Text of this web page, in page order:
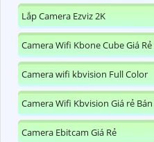
Lắp Camera Ezviz 2K
Camera Wifi Kbone Cube Giá Rẻ
Camera wifi kbvision Full Color
Camera Wifi Kbvision Giá rẻ
Camera Ebitcam Giá Rẻ